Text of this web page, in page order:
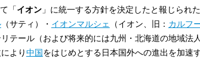
「イオン」に統一する方針を決定したと報じられた
（サティ）・ イオンマルシェ （イオン、旧： カルフ
テール（および将来的には九州・北海道の地域法
より中国をはじめとする日本国外への進出を加速